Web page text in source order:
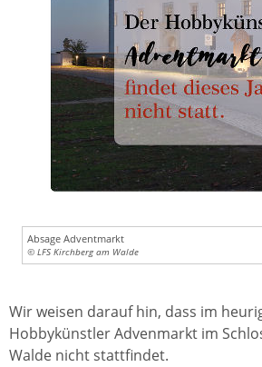
Absage Adventmarkt
© LFS Kirchberg am Walde
Wir weisen darauf hin, dass im
Hobbykünstler Advenmarkt im
Walde nicht stattfindet.